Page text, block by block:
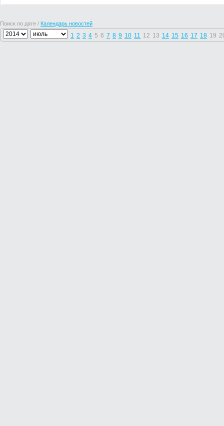
Поиск по дате / Календарь новостей
1 2 3 4 5 6 7 8 9 10 11 12 13 14 15 16 17 18 19